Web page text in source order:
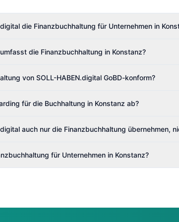
die Finanzbuchhaltung für Unternehmen in
die Finanzbuchhaltung in Konstanz?
von SOLL-HABEN.digital GoBD-konform?
für die Buchhaltung in Konstanz ab?
auch nur die Finanzbuchhaltung übernehmen,
für Unternehmen in Konstanz?